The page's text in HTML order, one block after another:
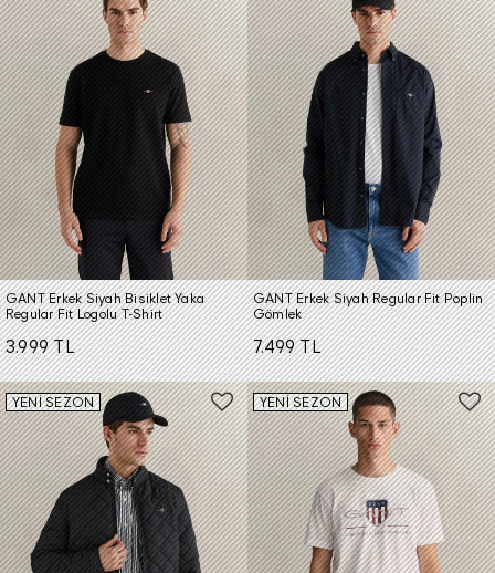
GANT Erkek Siyah Bisiklet Yaka
Regular Fit Logolu T-Shirt
3.999 TL
GANT Erkek Siyah Regular Fit Poplin
Gömlek
7.499 TL
YENİ SEZON YENİ SEZON